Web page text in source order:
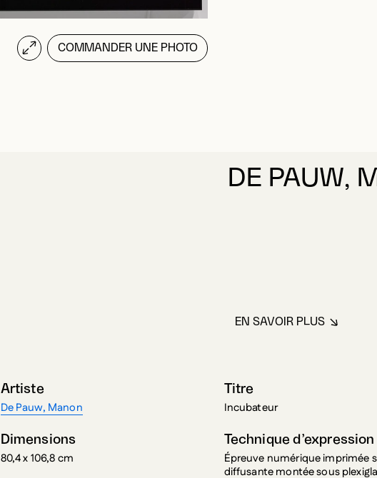
COMMANDER UNE PHOTO
DE PAUW,
EN SAVOIR PLUSÀ PROPOS DE
Artiste
De Pauw, Manon
Titre
Incubateur
Dimensions
80,4 x 106,8 cm
Technique d’expression
Épreuve numérique imprimée
diffusante montée sous